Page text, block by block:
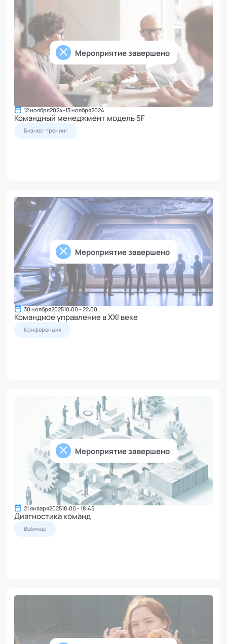
Мероприятие завершено
12 ноября2024-13 ноября2024
Командный менеджмент модель 5F
Бизнес-тренинг
Мероприятие завершено
30 ноября202510:00 - 22:00
Командное управление в XXI веке
Конференция
Мероприятие завершено
21 января202518:00 - 18:45
Диагностика команд
Вебинар